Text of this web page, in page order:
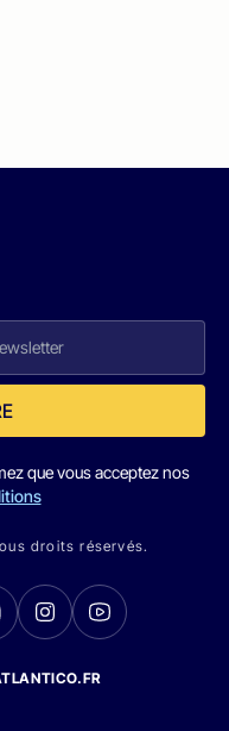
que vous acceptez nos
droits réservés.